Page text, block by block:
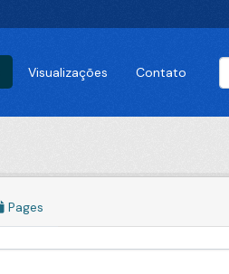
Visualizações Contato
Pages